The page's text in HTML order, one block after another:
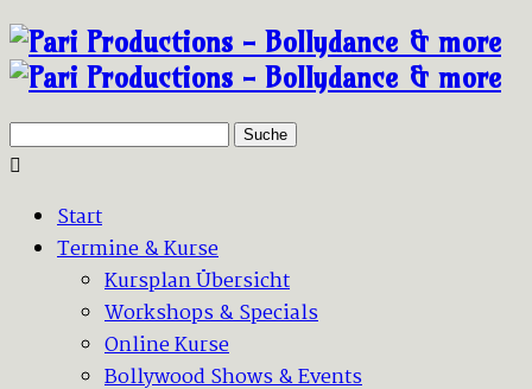
Suche
Start
Termine & Kurse
Kursplan Übersicht
Workshops & Specials
Online Kurse
Bollywood Shows & Events